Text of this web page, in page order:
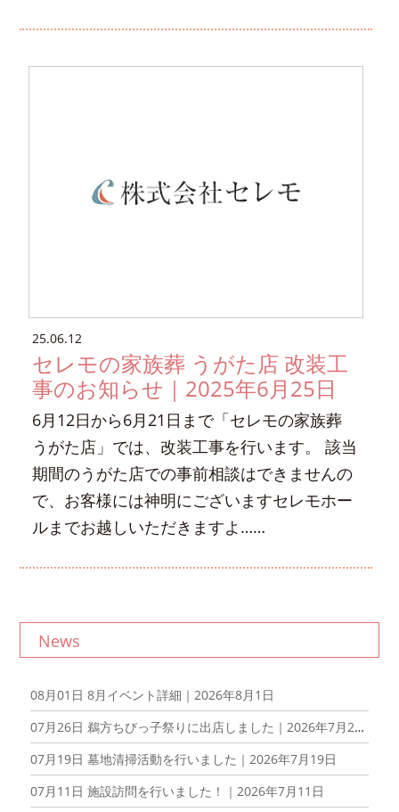
25.06.12
セレモの家族葬 うがた店 改装工
事のお知らせ｜2025年6月25日
6月12日から6月21日まで「セレモの家族葬
うがた店」では、改装工事を行います。 該当
期間のうがた店での事前相談はできませんの
で、お客様には神明にございますセレモホー
ルまでお越しいただきますよ……
News
08月01日 8月イベント詳細｜2026年8月1日
07月26日 鵜方ちびっ子祭りに出店しました｜2026年7月26日
07月19日 墓地清掃活動を行いました｜2026年7月19日
07月11日 施設訪問を行いました！｜2026年7月11日